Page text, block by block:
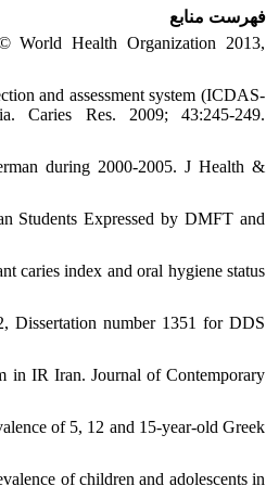
فهرست منابع
World Health Organization 2013,
and assessment system (ICDAS-
Caries Res. 2009; 43:245-249.
during 2000-2005. J Health &
Students Expressed by DMFT and
caries index and oral hygiene status
Dissertation number 1351 for DDS
in IR Iran. Journal of Contemporary
of 5, 12 and 15-year-old Greek
of children and adolescents in